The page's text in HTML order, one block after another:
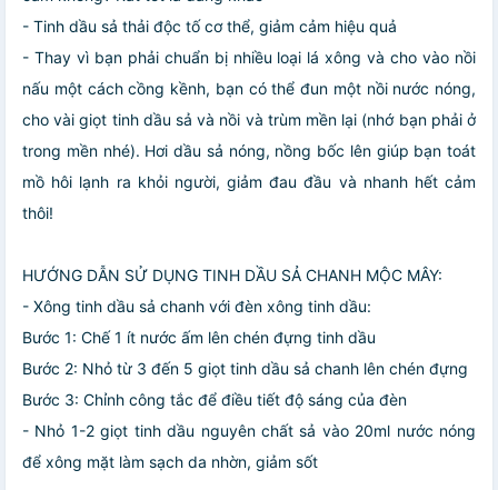
- Tinh dầu sả thải độc tố cơ thể, giảm cảm hiệu quả
- Thay vì bạn phải chuẩn bị nhiều loại lá xông và cho vào nồi
nấu một cách cồng kềnh, bạn có thể đun một nồi nước nóng,
cho vài giọt tinh dầu sả và nồi và trùm mền lại (nhớ bạn phải ở
trong mền nhé). Hơi dầu sả nóng, nồng bốc lên giúp bạn toát
mồ hôi lạnh ra khỏi người, giảm đau đầu và nhanh hết cảm
thôi!
HƯỚNG DẪN SỬ DỤNG TINH DẦU SẢ CHANH MỘC MÂY:
- Xông tinh dầu sả chanh với đèn xông tinh dầu:
Bước 1: Chế 1 ít nước ấm lên chén đựng tinh dầu
Bước 2: Nhỏ từ 3 đến 5 giọt tinh dầu sả chanh lên chén đựng
Bước 3: Chỉnh công tắc để điều tiết độ sáng của đèn
- Nhỏ 1-2 giọt tinh dầu nguyên chất sả vào 20ml nước nóng
để xông mặt làm sạch da nhờn, giảm sốt